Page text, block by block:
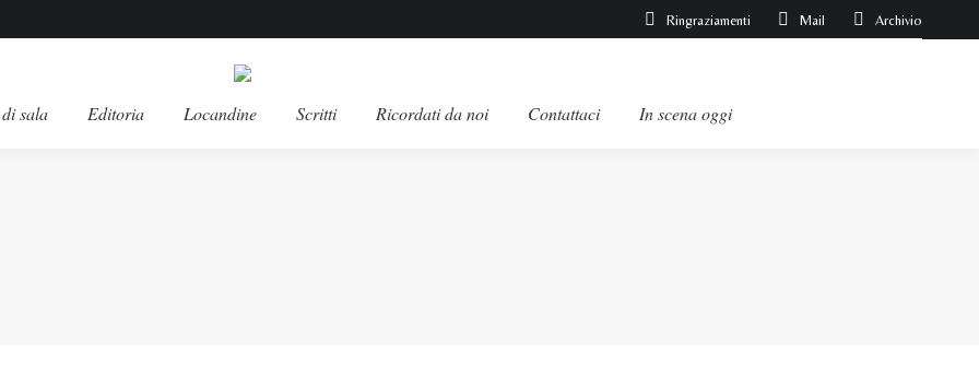
Ringraziamenti Mail Archivio
sala Editoria Locandine Scritti Ricordati da noi Contattaci In scena oggi